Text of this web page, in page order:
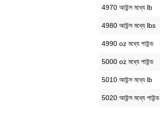
4970 আউন্স মধ্যে lb
4980 আউন্স মধ্যে lbs
4990 oz মধ্যে পাউন্ড
5000 oz মধ্যে পাউন্ড
5010 আউন্স মধ্যে lb
5020 আউন্স মধ্যে পাউন্ড